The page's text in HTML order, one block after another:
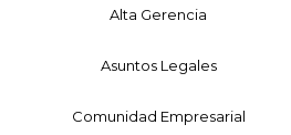
Alta Gerencia
Asuntos Legales
Comunidad Empresarial